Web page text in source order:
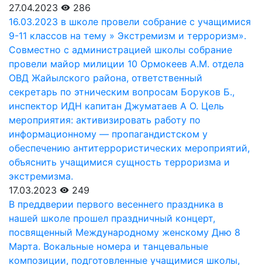
27.04.2023
286
16.03.2023 в школе провели собрание с учащимися
9-11 классов на тему » Экстремизм и терроризм».
Совместно с администрацией школы собрание
провели майор милиции 10 Ормокеев А.М. отдела
ОВД Жайылского района, ответственный
секретарь по этническим вопросам Боруков Б.,
инспектор ИДН капитан Джуматаев А О. Цель
мероприятия: активизировать работу по
информационному — пропагандистском у
обеспечению антитеррористических мероприятий,
объяснить учащимися сущность терроризма и
экстремизма.
17.03.2023
249
В преддверии первого весеннего праздника в
нашей школе прошел праздничный концерт,
посвященный Международному женскому Дню 8
Марта. Вокальные номера и танцевальные
композиции, подготовленные учащимися школы,